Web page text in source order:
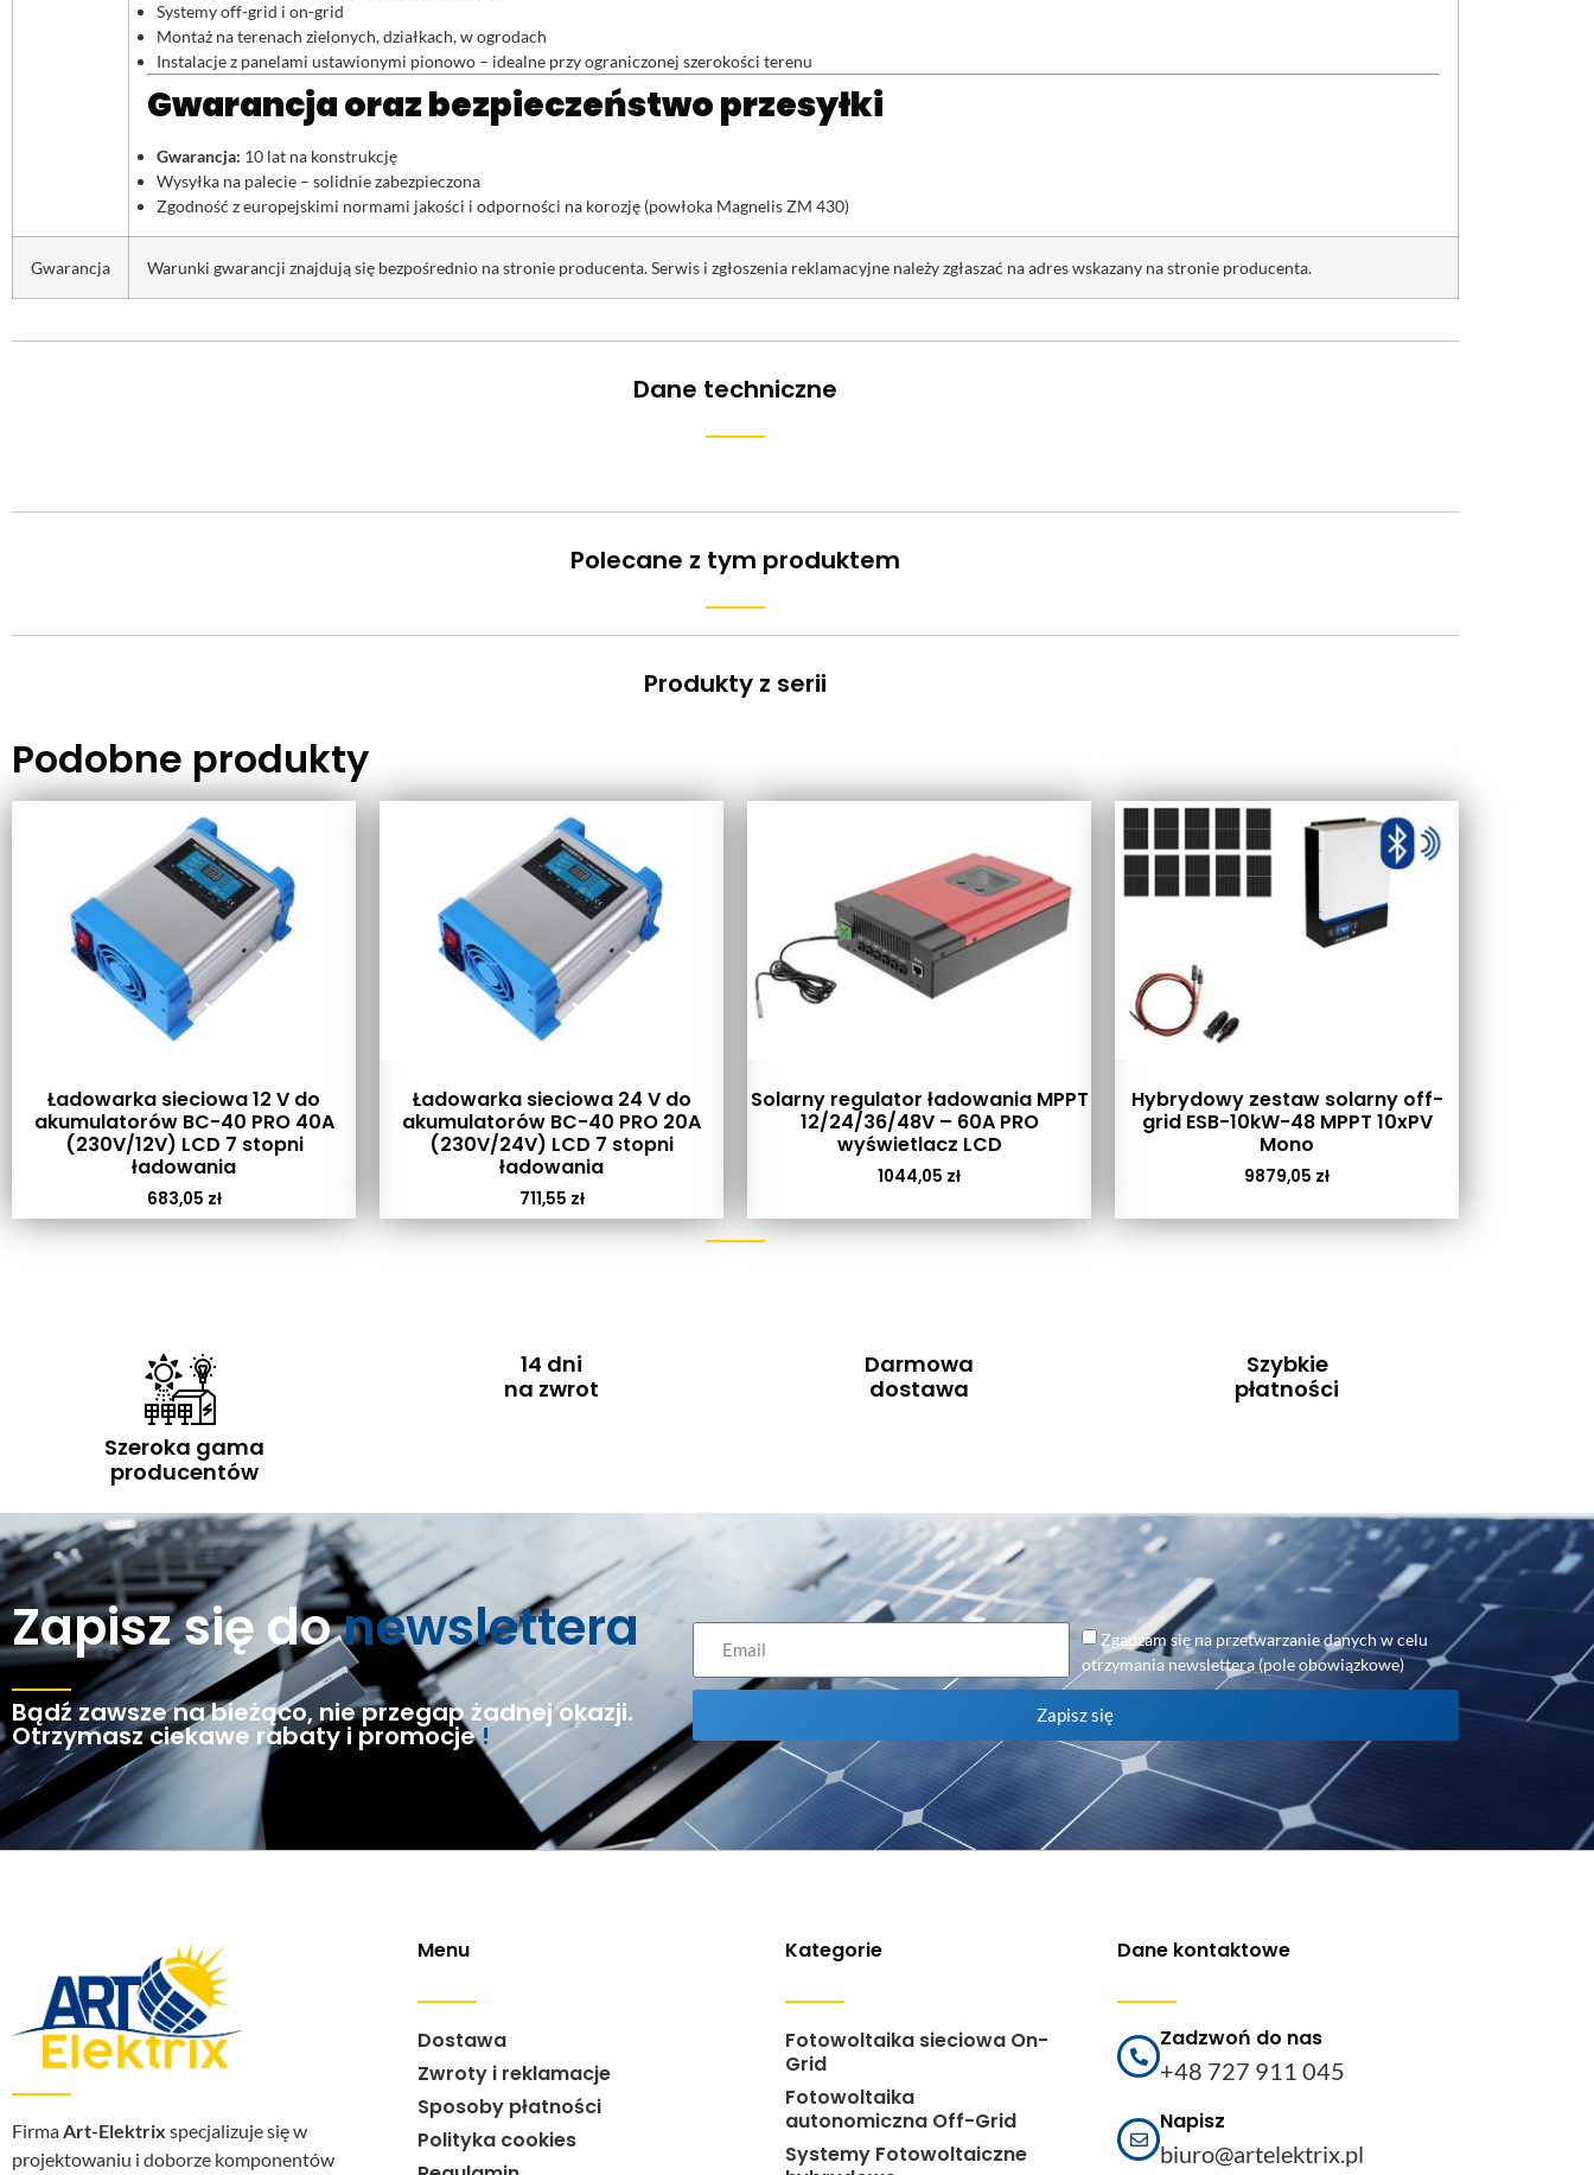
Systemy off-grid i on-grid
Montaż na terenach zielonych, działkach, w ogrodach
Instalacje z panelami ustawionymi pionowo – idealne przy ograniczonej szerokości terenu
Gwarancja oraz bezpieczeństwo przesyłki
Gwarancja: 10 lat na konstrukcję
Wysyłka na palecie – solidnie zabezpieczona
Zgodność z europejskimi normami jakości i odporności na korozję (powłoka Magnelis ZM 430)
Gwarancja Warunki gwarancji znajdują się bezpośrednio na stronie producenta. Serwis i zgłoszenia reklamacyjne należy zgłaszać na adres wskazany na stronie producenta.
Dane techniczne
Polecane z tym produktem
Produkty z serii
Podobne produkty
Ładowarka sieciowa 12 V do
akumulatorów BC-40 PRO 40A
(230V/12V) LCD 7 stopni
ładowania
683,05 zł
Ładowarka sieciowa 24 V do
akumulatorów BC-40 PRO 20A
(230V/24V) LCD 7 stopni
ładowania
711,55 zł
Solarny regulator ładowania MPPT
12/24/36/48V – 60A PRO
wyświetlacz LCD
1044,05 zł
Hybrydowy zestaw solarny off-
grid ESB-10kW-48 MPPT 10xPV
Mono
9879,05 zł
Szeroka gama
producentów
14 dni
na zwrot
Darmowa
dostawa
Szybkie
płatności
Zapisz się donewslettera
Bądź zawsze na bieżąco, nie przegap żadnej okazji.
Otrzymasz ciekawe rabaty i promocje!
Zgadzam się na przetwarzanie danych w celu
otrzymania newslettera (pole obowiązkowe)
Zapisz się
FirmaArt-Elektrix specjalizuje się w
projektowaniu i doborze komponentów
Menu
Dostawa
Zwroty i reklamacje
Sposoby płatności
Polityka cookies
Kategorie
Fotowoltaika sieciowa On-
Grid
Fotowoltaika
autonomiczna Off-Grid
Systemy Fotowoltaiczne
Dane kontaktowe
Zadzwoń do nas
+48 727 911 045
Napisz
biuro@artelektrix.pl